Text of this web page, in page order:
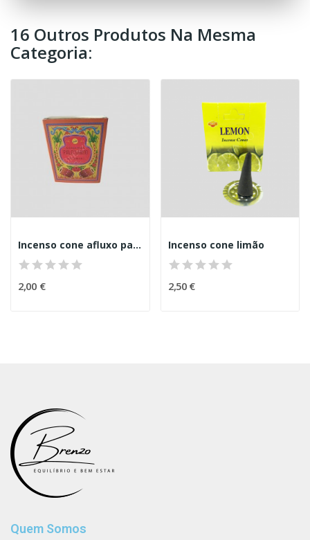
16 Outros Produtos Na Mesma
Categoria:
Incenso cone afluxo pau santo
2,00 €
Incenso cone limão
2,50 €
Quem Somos